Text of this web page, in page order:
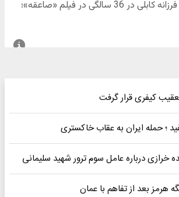
کیفری قرار گرفت
؛ حمله ایران به عقاب خاکستری
خرازی درباره عامل سوم ترور شهید سلیمانی
هرمز بعد از تفاهم با عمان